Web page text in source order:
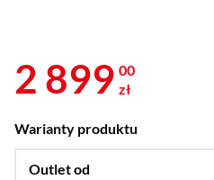
2 899 00
zł
Warianty produktu
Outlet od